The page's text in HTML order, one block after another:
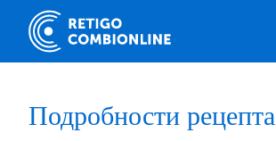
Подробности рецепта